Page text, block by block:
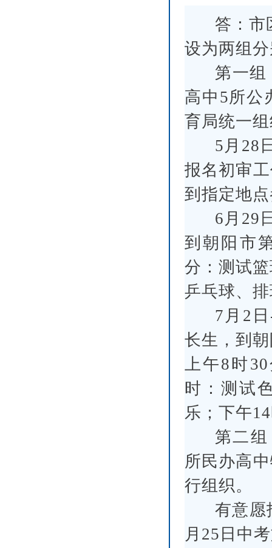
答：市
设为两组
第一组
高中5所公
育局统一
5月28
报名初审
到指定地
6月29
到朝阳市
分：测试
乒乓球、
7月2
长生，到
上午8时
时：测试
乐；下午
第二
所民办高
行组织。
有意愿
月25日中